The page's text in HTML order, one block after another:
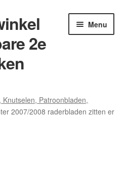
2e
Menu
Knutselen, Patroonbladen,
2007/2008 raderbladen zitten er